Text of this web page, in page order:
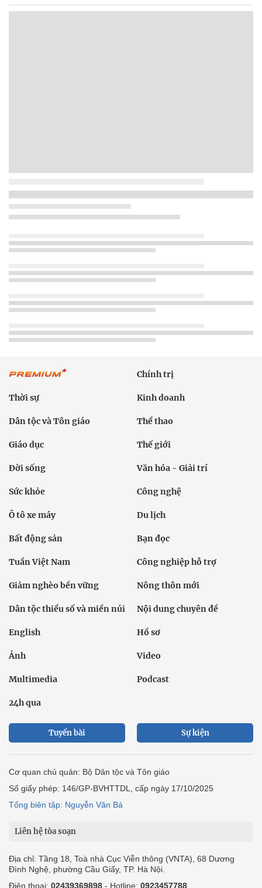
Chính trị
Thời sự Kinh doanh
Dân tộc và Tôn giáo Thể thao
Giáo dục Thế giới
Đời sống Văn hóa - Giải trí
Sức khỏe Công nghệ
Ô tô xe máy Du lịch
Bất động sản Bạn đọc
Tuần Việt Nam Công nghiệp hỗ trợ
Giảm nghèo bền vững Nông thôn mới
Dân tộc thiểu số và miền núi Nội dung chuyên đề
English Hồ sơ
Ảnh Video
Multimedia Podcast
24h qua
Tuyến bài Sự kiện
Cơ quan chủ quản: Bộ Dân tộc và Tôn giáo
Số giấy phép: 146/GP-BVHTTDL, cấp ngày 17/10/2025
Tổng biên tập: Nguyễn Văn Bá
Liên hệ tòa soạn
Địa chỉ: Tầng 18, Toà nhà Cục Viễn thông (VNTA), 68 Dương
Đình Nghệ, phường Cầu Giấy, TP. Hà Nội.
Điện thoại: 02439369898 - Hotline: 0923457788